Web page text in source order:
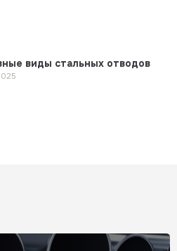
виды стальных отводов